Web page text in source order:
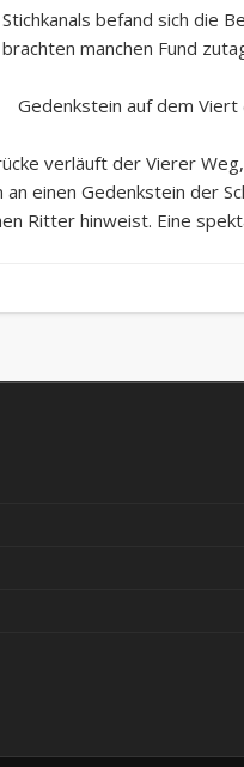
befand sich die
manchen Fund
Gedenkstein auf dem
verläuft der Vierer
an einen Gedenkstein der
Ritter hinweist. Eine